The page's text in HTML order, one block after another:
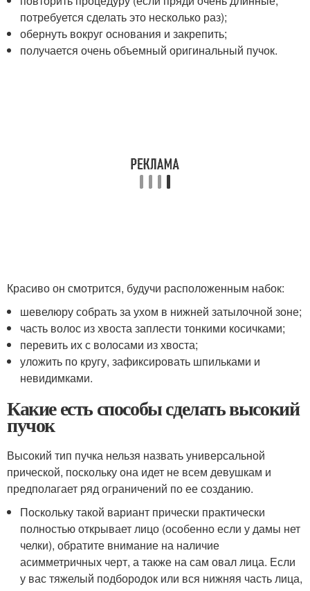
потребуется сделать это несколько раз);
обернуть вокруг основания и закрепить;
получается очень объемный оригинальный пучок.
Красиво он смотрится, будучи расположенным набок:
шевелюру собрать за ухом в нижней затылочной зоне;
часть волос из хвоста заплести тонкими косичками;
перевить их с волосами из хвоста;
уложить по кругу, зафиксировать шпильками и
невидимками.
Какие есть способы сделать высокий
пучок
Высокий тип пучка нельзя назвать универсальной
прической, поскольку она идет не всем девушкам и
предполагает ряд ограничений по ее созданию.
Поскольку такой вариант прически практически
полностью открывает лицо (особенно если у дамы нет
челки), обратите внимание на наличие
асимметричных черт, а также на сам овал лица. Если
у вас тяжелый подбородок или вся нижняя часть лица,